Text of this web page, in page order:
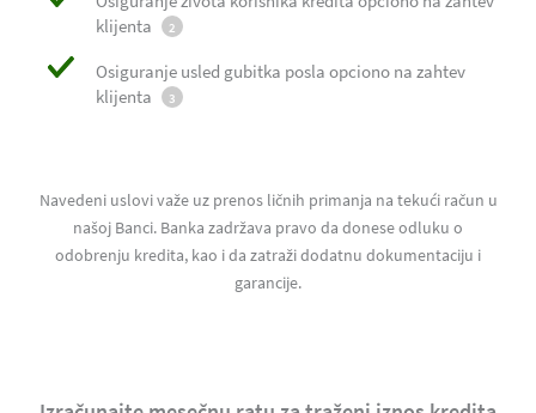
klijenta
2
Osiguranje usled gubitka posla opciono na zahtev
klijenta
3
Navedeni uslovi važe uz prenos ličnih primanja na tekući račun u
našoj Banci. Banka zadržava pravo da donese odluku o
odobrenju kredita, kao i da zatraži dodatnu dokumentaciju i
garancije.